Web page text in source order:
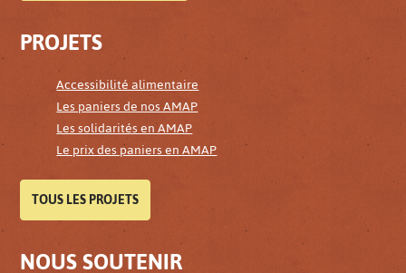
PROJETS
Accessibilité alimentaire
Les paniers de nos AMAP
Les solidarités en AMAP
Le prix des paniers en AMAP
TOUS LES PROJETS
NOUS SOUTENIR